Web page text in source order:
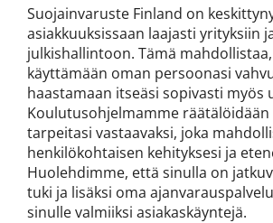
Suojainvaruste Finland on
asiakkuuksissaan laajasti yrityksiin
julkishallintoon. Tämä
käyttämään oman persoonasi
haastamaan itseäsi sopivasti myös
Koulutusohjelmamme räätälöidään
tarpeitasi vastaavaksi, joka
henkilökohtaisen kehityksesi ja
Huolehdimme, että sinulla on
tuki ja lisäksi oma
sinulle valmiiksi asiakaskäyntejä.